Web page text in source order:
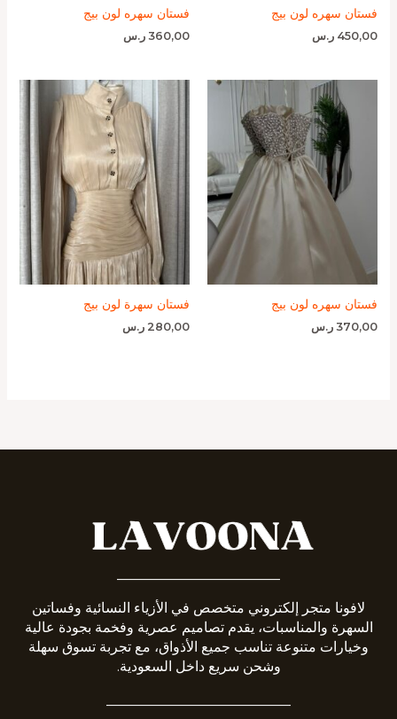
فستان سهره لون بيج
450,00 ر.س
فستان سهره لون بيج
360,00 ر.س
فستان سهره لون بيج
370,00 ر.س
فستان سهرة لون بيج
280,00 ر.س
لافونا متجر إلكتروني متخصص في الأزياء النسائية وفساتين
السهرة والمناسبات، يقدم تصاميم عصرية وفخمة بجودة عالية
وخيارات متنوعة تناسب جميع الأذواق، مع تجربة تسوق سهلة
وشحن سريع داخل السعودية.